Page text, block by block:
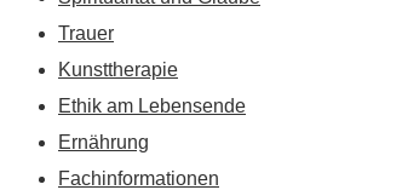
Trauer
Kunsttherapie
Ethik am Lebensende
Ernährung
Fachinformationen